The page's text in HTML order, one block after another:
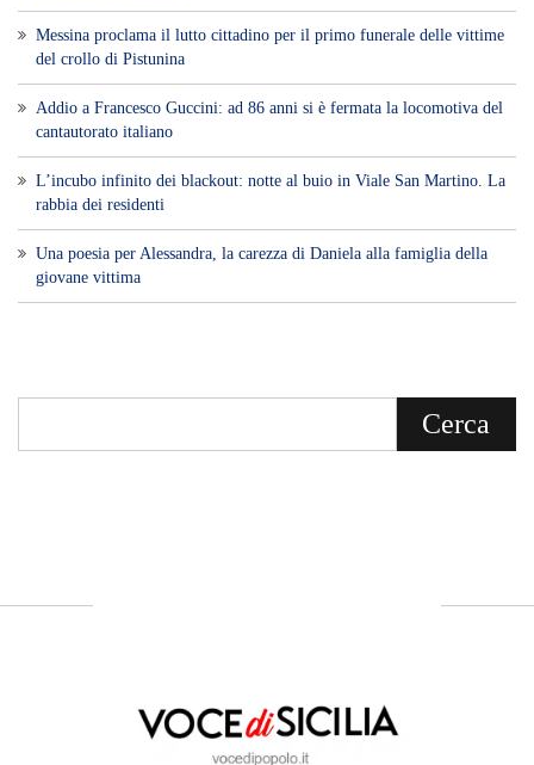
Messina proclama il lutto cittadino per il primo funerale delle vittime
del crollo di Pistunina
Addio a Francesco Guccini: ad 86 anni si è fermata la locomotiva del
cantautorato italiano
L’incubo infinito dei blackout: notte al buio in Viale San Martino. La
rabbia dei residenti
Una poesia per Alessandra, la carezza di Daniela alla famiglia della
giovane vittima